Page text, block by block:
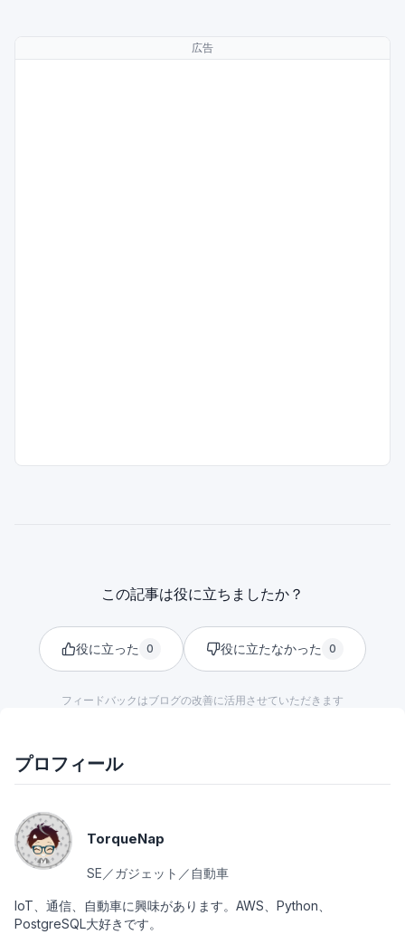
広告
この記事は役に立ちましたか？
役に立った 0 役に立たなかった 0
フィードバックはブログの改善に活用させていただきます
プロフィール
TorqueNap
SE／ガジェット／自動車
IoT、通信、自動車に興味があります。AWS、Python、
PostgreSQL大好きです。